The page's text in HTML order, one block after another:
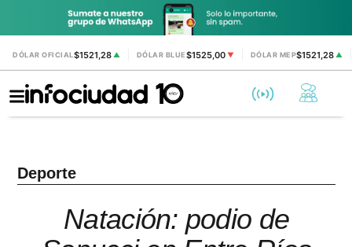
DÓLAR OFICIAL$1521,28 ▲ DÓLAR BLUE$1525,00 ▼ DÓLAR MEP$1521,28▲
Deporte
Natación: podio de